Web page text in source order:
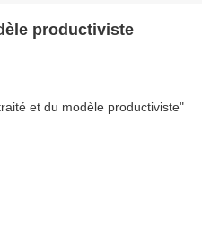
productiviste